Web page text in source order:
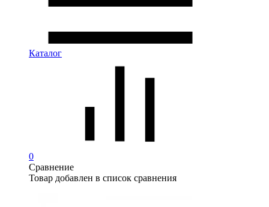
Каталог
0
Сравнение
Товар добавлен в список сравнения